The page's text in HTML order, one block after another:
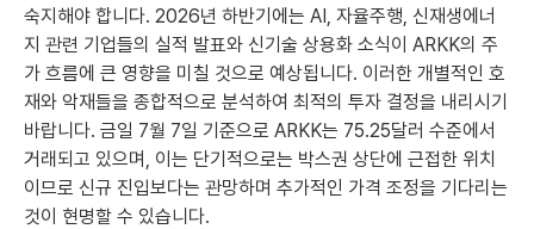
숙지해야 합니다. 2026년 하반기에는 AI, 자율주행, 신재생에너
지 관련 기업들의 실적 발표와 신기술 상용화 소식이 ARKK의 주
가 흐름에 큰 영향을 미칠 것으로 예상됩니다. 이러한 개별적인 호
재와 악재들을 종합적으로 분석하여 최적의 투자 결정을 내리시기
바랍니다. 금일 7월 7일 기준으로 ARKK는 75.25달러 수준에서
거래되고 있으며, 이는 단기적으로는 박스권 상단에 근접한 위치
이므로 신규 진입보다는 관망하며 추가적인 가격 조정을 기다리는
것이 현명할 수 있습니다.